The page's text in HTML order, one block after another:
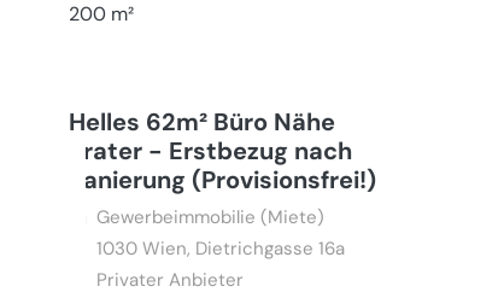
200 m²
Helles 62m² Büro Nähe
Prater - Erstbezug nach
Sanierung (Provisionsfrei!)
Gewerbeimmobilie (Miete)
1030 Wien, Dietrichgasse 16a
Privater Anbieter